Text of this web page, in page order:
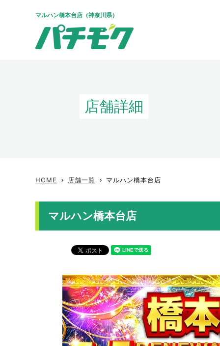
マルハン橋本台店（神奈川県）
店舗詳細
HOME keyboard_arrow_right 店舗一覧 keyboard_arrow_right マルハン橋本台店
マルハン橋本台店